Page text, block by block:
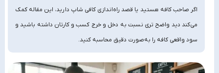
اگر صاحب کافه هستید یا قصد راه‌اندازی کافی شاپ دارید، این مقاله کمک
می‌کند دید واضح‌ تری نسبت به دخل و خرج کسب‌ و کارتان داشته باشید و
سود واقعی کافه را به‌صورت دقیق محاسبه کنید.